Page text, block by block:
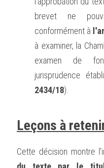
brevet ne
conformément à
à examiner, la
examen de
jurisprudence
2434/18).
Leçons à
Cette décision montre